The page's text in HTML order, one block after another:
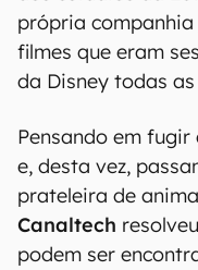
própria
filmes que eram
da Disney todas
Pensando em
e, desta vez,
prateleira de
Canaltech
podem ser